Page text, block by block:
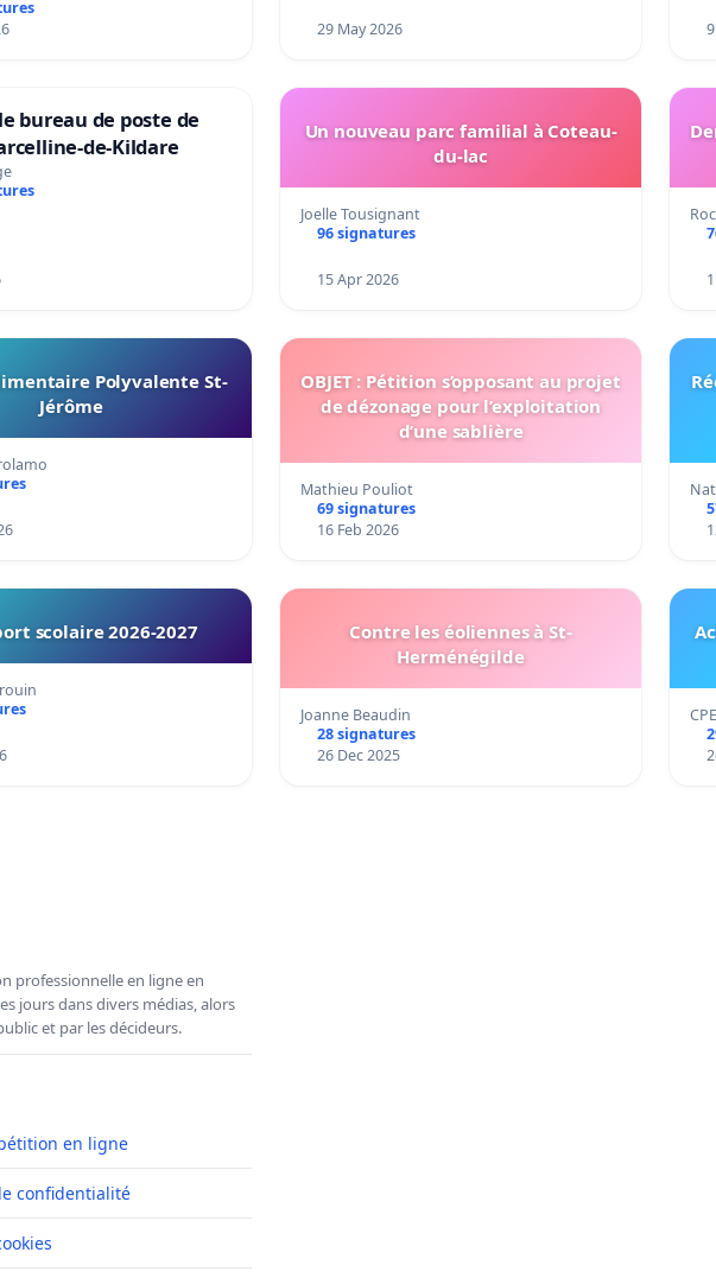
29 May 2026
bureau de poste de
de-Kildare
Un nouveau parc familial à Coteau-
du-lac
Joelle Tousignant
96 signatures
15 Apr 2026
Polyvalente St-
Jérôme
OBJET : Pétition s’opposant au projet
de dézonage pour l’exploitation
d’une sablière
Mathieu Pouliot
69 signatures
16 Feb 2026
scolaire 2026-2027
Contre les éoliennes à St-
Herménégilde
Joanne Beaudin
28 signatures
26 Dec 2025
professionnelle en ligne en
jours dans divers médias, alors
et par les décideurs.
en ligne
confidentialité